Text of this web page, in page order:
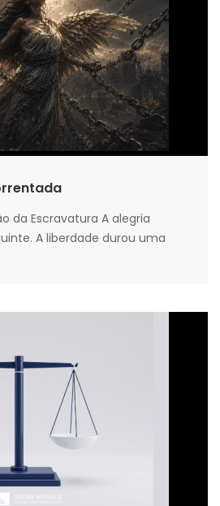
da Escravatura A alegria
A liberdade durou uma